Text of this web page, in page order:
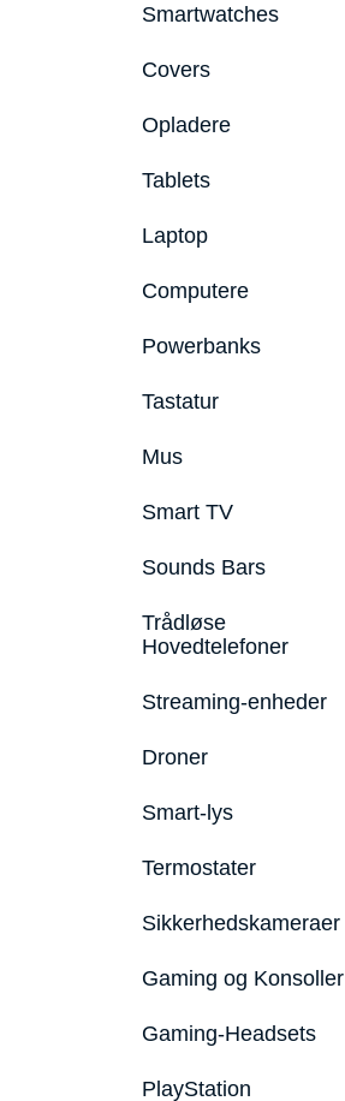
Smartwatches
Covers
Opladere
Tablets
Laptop
Computere
Powerbanks
Tastatur
Mus
Smart TV
Sounds Bars
Trådløse
Hovedtelefoner
Streaming-enheder
Droner
Smart-lys
Termostater
Sikkerhedskameraer
Gaming og Konsoller
Gaming-Headsets
PlayStation